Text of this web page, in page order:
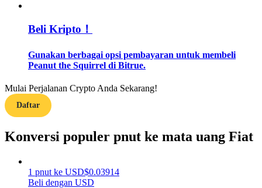
Strategi perdagangan
Pelajari cara untuk tetap menghasilkan keuntungan
Beli Kripto！
Gunakan berbagai opsi pembayaran untuk membeli
Peanut the Squirrel di Bitrue.
Mulai Perjalanan Crypto Anda Sekarang!
Daftar
Konversi populer pnut ke mata uang Fiat
1 pnut ke USD$0.03914
Beli dengan USD